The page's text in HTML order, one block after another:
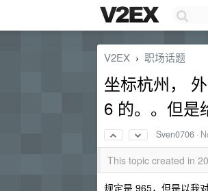
V2EX › 职场话题
坐标杭州，
6 的。。但是
Sven0706 ·
This topic created in
规定是 965，但是以我